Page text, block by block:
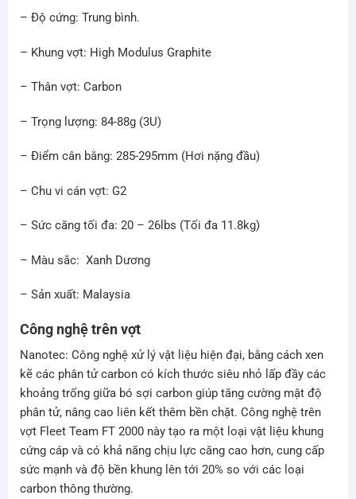
– Độ cứng: Trung bình.
– Khung vợt: High Modulus Graphite
– Thân vợt: Carbon
– Trọng lượng: 84-88g (3U)
– Điểm cân bằng: 285-295mm (Hơi nặng đầu)
– Chu vi cán vợt: G2
– Sức căng tối đa: 20 – 26lbs (Tối đa 11.8kg)
– Màu sắc: Xanh Dương
– Sản xuất: Malaysia
Công nghệ trên vợt
Nanotec: Công nghệ xử lý vật liệu hiện đại, bằng cách xen
kẽ các phân tử carbon có kích thước siêu nhỏ lấp đầy các
khoảng trống giữa bó sợi carbon giúp tăng cường mật độ
phân tử, nâng cao liên kết thêm bền chặt. Công nghệ trên
vợt Fleet Team FT 2000 này tạo ra một loại vật liệu khung
cứng cáp và có khả năng chịu lực căng cao hơn, cung cấp
sức mạnh và độ bền khung lên tới 20% so với các loại
carbon thông thường.